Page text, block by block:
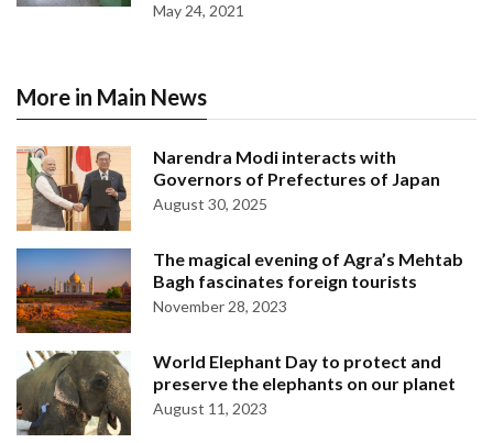
May 24, 2021
More in Main News
Narendra Modi interacts with
Governors of Prefectures of Japan
August 30, 2025
The magical evening of Agra’s Mehtab
Bagh fascinates foreign tourists
November 28, 2023
World Elephant Day to protect and
preserve the elephants on our planet
August 11, 2023